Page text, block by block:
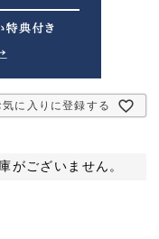
気に入りに登録する
がございません。